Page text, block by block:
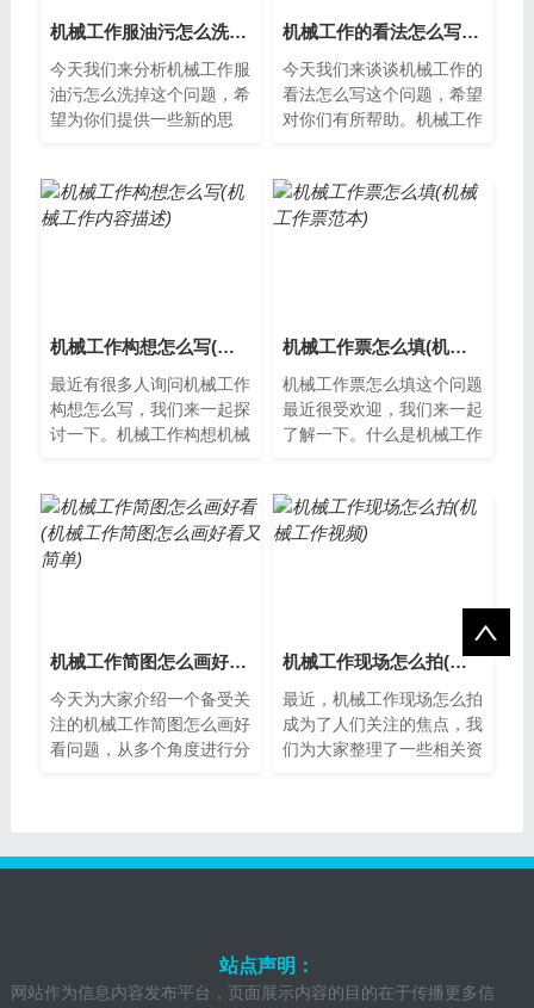
机械工作服油污怎么洗掉(工作服上的机械油渍怎么去除小窍门)
今天我们来分析机械工作服
油污怎么洗掉这个问题，希
望为你们提供一些新的思
经常会遇到机...
机械工作的看法怎么写(我对机械工程的看法和展望)
今天我们来谈谈机械工作的
看法怎么写这个问题，希望
对你们有所帮助。机械工作
涉及到生产...
机械工作构想怎么写(机械工作内容描述)
最近有很多人询问机械工作
构想怎么写，我们来一起探
讨一下。机械工作构想机械
性能等方面进...
机械工作票怎么填(机械工作票范本)
机械工作票怎么填这个问题
最近很受欢迎，我们来一起
了解一下。什么是机械工作
文件，它包...
机械工作简图怎么画好看(机械工作简图怎么画好看又简单)
今天为大家介绍一个备受关
注的机械工作简图怎么画好
看问题，从多个角度进行分
机械工作现场怎么拍(机械工作视频)
最近，机械工作现场怎么拍
成为了人们关注的焦点，我
们为大家整理了一些相关资
站点声明：
网站作为信息内容发布平台，页面展示内容的目的在于传播更多信